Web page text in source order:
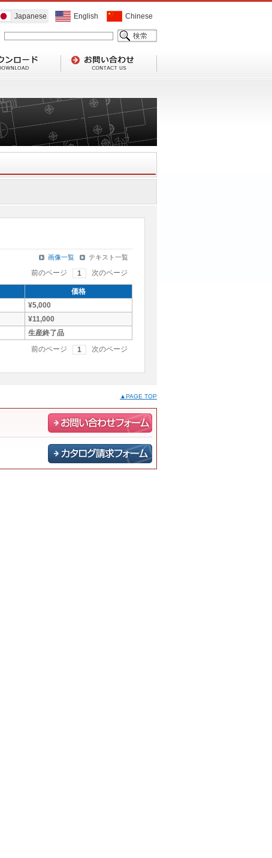
Japanese English Chinese
画像一覧 テキスト一覧
前のページ 1 次のページ
価格
¥5,000
¥11,000
生産終了品
前のページ 1 次のページ
▲PAGE TOP